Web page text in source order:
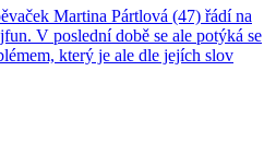
Martina Pártlová (47) řádí na
V poslední době se ale potýká se
který je ale dle jejích slov